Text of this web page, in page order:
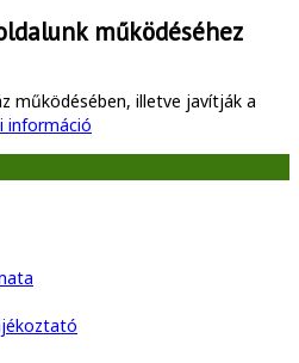
működéséhez
működésében, illetve javítják a
információ